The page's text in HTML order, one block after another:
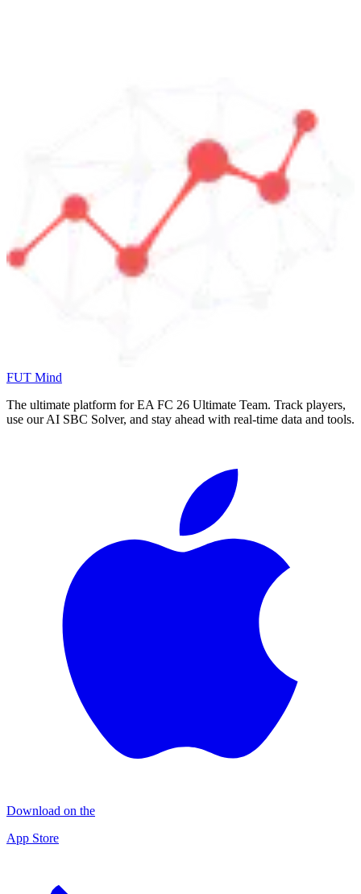
FUT Mind
The ultimate platform for EA FC 26 Ultimate Team. Track players,
use our AI SBC Solver, and stay ahead with real-time data and tools.
Download on the
App Store